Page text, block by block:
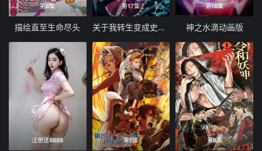
第6集
描绘直至生命尽头
第17集
关于我转生变成史莱姆这档事第四季
第18集
神之水滴动画版
注册送8888 第6集 第6集